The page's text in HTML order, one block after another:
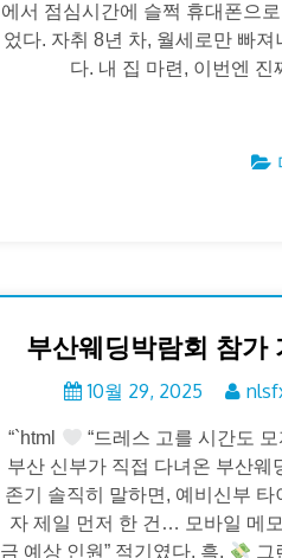
에서 점심시간에 슬쩍 휴대폰으
었다. 자취 8년 차, 월세로만 빠
다. 내 집 마련, 이번엔
부산웨딩박람회 참가
10월 29, 2025
“`html
“드레스 고를 시간도
부산 신부가 직접 다녀온 부산웨
존기 솔직히 말하면, 예비신부 타
자 제일 먼저 한 건… 모바일 메모
금 예상 인원” 적기였다. 흑.
그